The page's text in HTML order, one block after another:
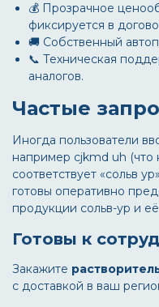
💰 Прозрачное
фиксируется в
🚚 Собственный
📞 Техническая
аналогов.
Частые
Иногда пользователи
например cjkmd uh (что
соответствует «сольв
готовы оперативно
продукции сольв-ур и
Готовы к
Закажите
с доставкой в ваш